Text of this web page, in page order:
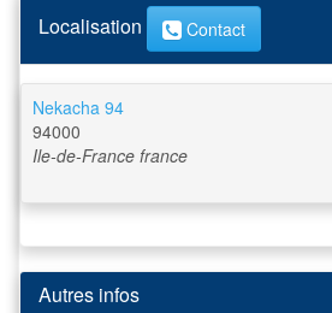
Localisation Contact
Nekacha 94
94000
Ile-de-France france
Autres infos